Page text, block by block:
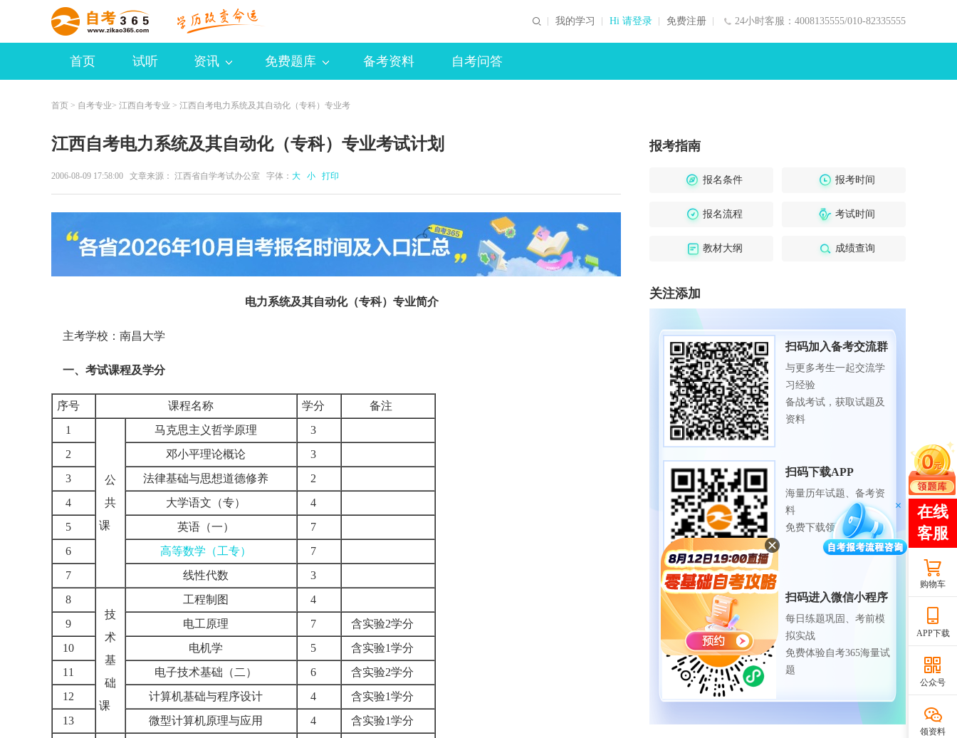
24小时客服：4008135555/010-82335555
我的学习 Hi 请登录 免费注册
首页 试听 资讯 免费题库 备考资料 自考问答
首页 > 自考专业> 江西自考专业 > 江西自考电力系统及其自动化（专科）专业考
江西自考电力系统及其自动化（专科）专业考试计划
2006-08-09 17:58:00 文章来源： 江西省自学考试办公室 字体： 大 小 打印
电力系统及其自动化（专科）专业简介
主考学校：南昌大学
一、考试课程及学分
序号 课程名称 学分
备注
1
公
共
课
马克思主义哲学原理
3
2
邓小平理论概论
3
3
法律基础与思想道德修养
2
4
大学语文（专）
4
5
英语（一）
7
6
高等数学（工专）
7
7
线性代数
3
8
技
术
基
础
课
工程制图
4
9
电工原理 7
含实验2学分
10
电机学 5
含实验1学分
11
电子技术基础（二） 6
含实验2学分
12
计算机基础与程序设计 4
含实验1学分
13
微型计算机原理与应用 4
含实验1学分
报考指南
报名条件 报考时间
报名流程 考试时间
教材大纲 成绩查询
关注添加
扫码加入备考交流群
与更多考生一起交流学
习经验
备战考试，获取试题及
资料
扫码下载APP
海量历年试题、备考资
料
免费下载领取
扫码进入微信小程序
每日练题巩固、考前模
拟实战
免费体验自考365海量试
题
购物车
APP下载
公众号
领资料